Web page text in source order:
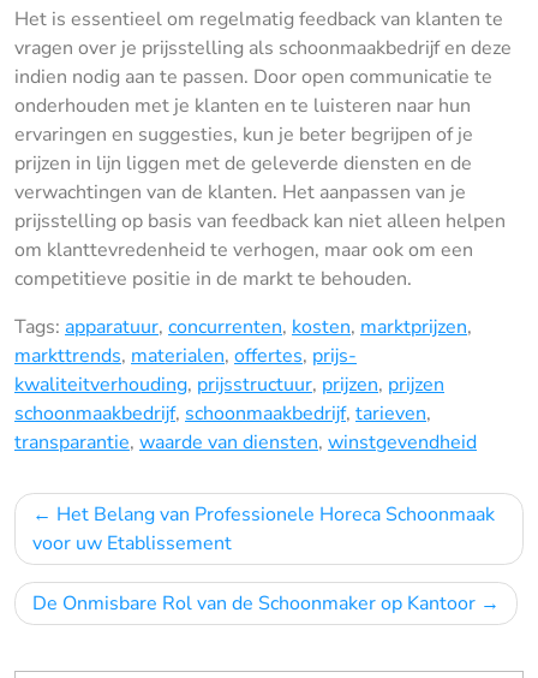
Het is essentieel om regelmatig feedback van klanten te
vragen over je prijsstelling als schoonmaakbedrijf en deze
indien nodig aan te passen. Door open communicatie te
onderhouden met je klanten en te luisteren naar hun
ervaringen en suggesties, kun je beter begrijpen of je
prijzen in lijn liggen met de geleverde diensten en de
verwachtingen van de klanten. Het aanpassen van je
prijsstelling op basis van feedback kan niet alleen helpen
om klanttevredenheid te verhogen, maar ook om een
competitieve positie in de markt te behouden.
Tags: apparatuur, concurrenten, kosten, marktprijzen,
markttrends, materialen, offertes, prijs-
kwaliteitverhouding, prijsstructuur, prijzen, prijzen
schoonmaakbedrijf, schoonmaakbedrijf, tarieven,
transparantie, waarde van diensten, winstgevendheid
Bericht
navigatie
Het Belang van Professionele Horeca Schoonmaak
voor uw Etablissement
De Onmisbare Rol van de Schoonmaker op Kantoor